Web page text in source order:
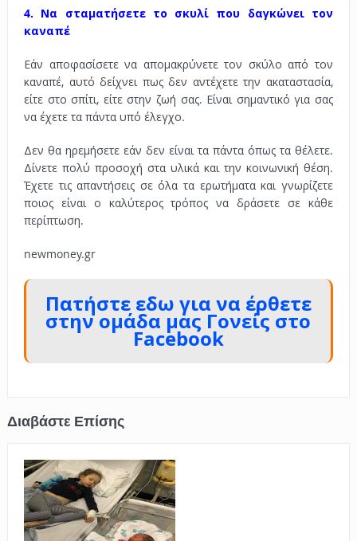
4. Να σταματήσετε το σκυλί που δαγκώνει τον
καναπέ
Εάν αποφασίσετε να απομακρύνετε τον σκύλο από τον
καναπέ, αυτό δείχνει πως δεν αντέχετε την ακαταστασία,
είτε στο σπίτι, είτε στην ζωή σας. Είναι σημαντικό για σας
να έχετε τα πάντα υπό έλεγχο.
Δεν θα ηρεμήσετε εάν δεν είναι τα πάντα όπως τα θέλετε.
Δίνετε πολύ προσοχή στα υλικά και την κοινωνική θέση.
Έχετε τις απαντήσεις σε όλα τα ερωτήματα και γνωρίζετε
ποιος είναι ο καλύτερος τρόπος να δράσετε σε κάθε
περίπτωση.
newmoney.gr
Πατήστε εδω για να έρθετε
στην ομάδα μας Γονείς στο
Facebook